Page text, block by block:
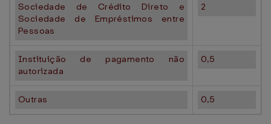
Sociedade de Crédito Direto e
Sociedade de Empréstimos entre
Pessoas
2
Instituição de pagamento não
autorizada
0,5
Outras 0,5